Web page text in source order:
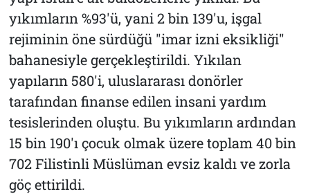
yıkımların %93'ü, yani 2 bin 139'u, işgal
rejiminin öne sürdüğü "imar izni eksikliği"
bahanesiyle gerçekleştirildi. Yıkılan
yapıların 580'i, uluslararası donörler
tarafından finanse edilen insani yardım
tesislerinden oluştu. Bu yıkımların ardından
15 bin 190'ı çocuk olmak üzere toplam 40 bin
702 Filistinli Müslüman evsiz kaldı ve zorla
göç ettirildi.